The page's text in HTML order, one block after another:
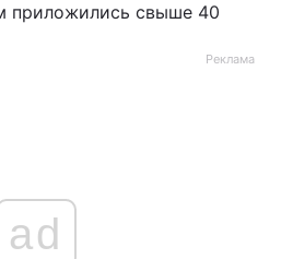
приложились свыше 40
Реклама
ad